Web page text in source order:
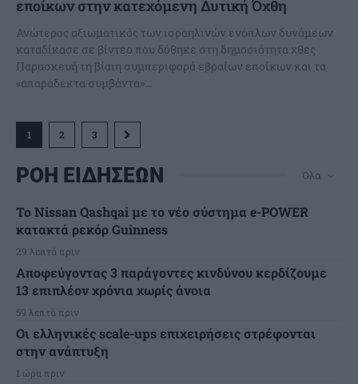
εποίκων στην κατεχόμενη Δυτική Όχθη
Ανώτερος αξιωματικός των ισραηλινών ενόπλων δυνάμεων
καταδίκασε σε βίντεο που δόθηκε στη δημοσιότητα χθες
Παρασκευή τη βίαιη συμπεριφορά εβραίων εποίκων και τα
«απαράδεκτα συμβάντα»...
1 2 3
ΡΟΗ ΕΙΔΗΣΕΩΝ Όλα
Το Nissan Qashqai με το νέο σύστημα e-POWER
κατακτά ρεκόρ Guinness
29 λεπτά πριν
Αποφεύγοντας 3 παράγοντες κινδύνου κερδίζουμε
13 επιπλέον χρόνια χωρίς άνοια
59 λεπτά πριν
Οι ελληνικές scale-ups επιχειρήσεις στρέφονται
στην ανάπτυξη
1 ώρα πριν